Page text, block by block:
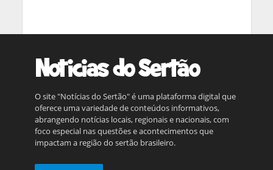
O site "Notícias do Sertão" é uma plataforma digital que
oferece uma variedade de conteúdos informativos,
abrangendo notícias locais, regionais e nacionais, com
foco especial nas questões e acontecimentos que
impactam a região do sertão brasileiro.